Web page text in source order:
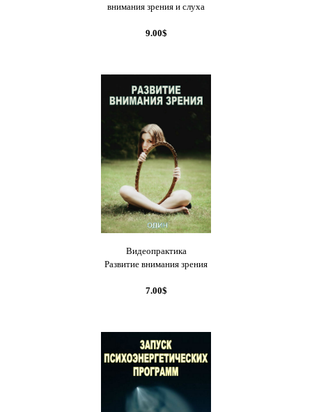
внимания зрения и слуха
9.00$
Видеопрактика
Развитие внимания зрения
7.00$